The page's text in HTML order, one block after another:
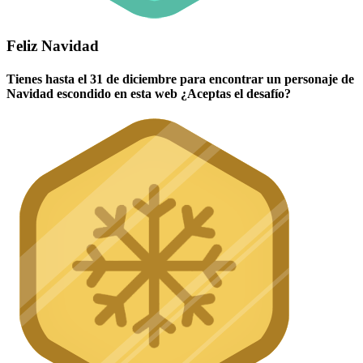
Feliz Navidad
Tienes hasta el 31 de diciembre para encontrar un personaje de
Navidad escondido en esta web ¿Aceptas el desafío?